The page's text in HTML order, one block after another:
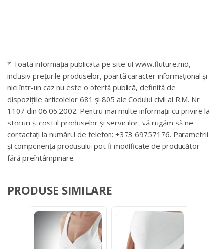
* Toată informația publicată pe site-ul www.fluture.md,
inclusiv prețurile produselor, poartă caracter informațional și
nici într-un caz nu este o ofertă publică, definită de
dispozițiile articolelor 681 și 805 ale Codului civil al R.M. Nr.
1107 din 06.06.2002. Pentru mai multe informații cu privire la
stocuri și costul produselor și serviciilor, vă rugăm să ne
contactați la numărul de telefon: +373 69757176. Parametrii
și componența produsului pot fi modificate de producător
fără preîntâmpinare.
PRODUSE SIMILARE